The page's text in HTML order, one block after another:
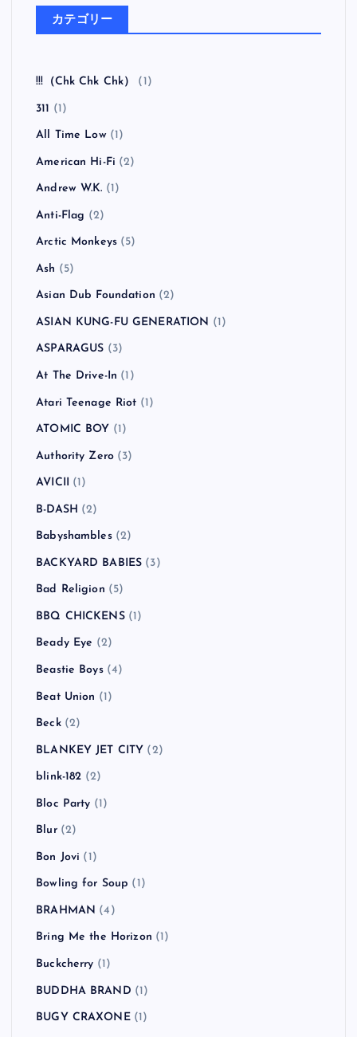
カテゴリー
!!!（Chk Chk Chk） (1)
311 (1)
All Time Low(1)
American Hi-Fi (2)
Andrew W.K. (1)
Anti-Flag (2)
Arctic Monkeys (5)
Ash (5)
Asian Dub Foundation (2)
ASIAN KUNG-FU GENERATION (1)
ASPARAGUS (3)
At The Drive-In (1)
Atari Teenage Riot (1)
ATOMIC BOY (1)
Authority Zero (3)
AVICII (1)
B-DASH (2)
Babyshambles(2)
BACKYARD BABIES (3)
Bad Religion (5)
BBQ CHICKENS(1)
Beady Eye (2)
Beastie Boys(4)
Beat Union (1)
Beck(2)
BLANKEY JET CITY (2)
blink-182 (2)
Bloc Party (1)
Blur(2)
Bon Jovi (1)
Bowling for Soup (1)
BRAHMAN (4)
Bring Me the Horizon (1)
Buckcherry (1)
BUDDHA BRAND (1)
BUGY CRAXONE(1)